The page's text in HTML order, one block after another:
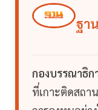
ฐา
กองบรรณาธิก
ที่เกาะติดสถา